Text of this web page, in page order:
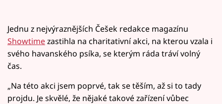
Jednu z nejvýraznějších Češek redakce magazínu
Showtimezastihla na charitativní akci, na kterou vzala i
svého havanského psíka, se kterým ráda tráví volný
čas.
„Na této akci jsem poprvé, tak se těším, až si to tady
projdu. Je skvělé, že nějaké takové zařízení vůbec